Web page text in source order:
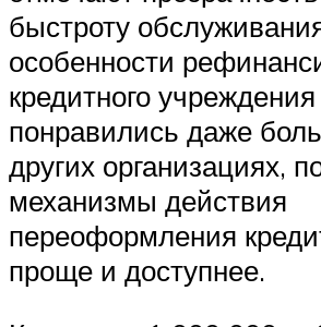
быстроту
особенности
кредитного учреждения
понравились даже
других организациях,
механизмы действия
переоформления
проще и доступнее.